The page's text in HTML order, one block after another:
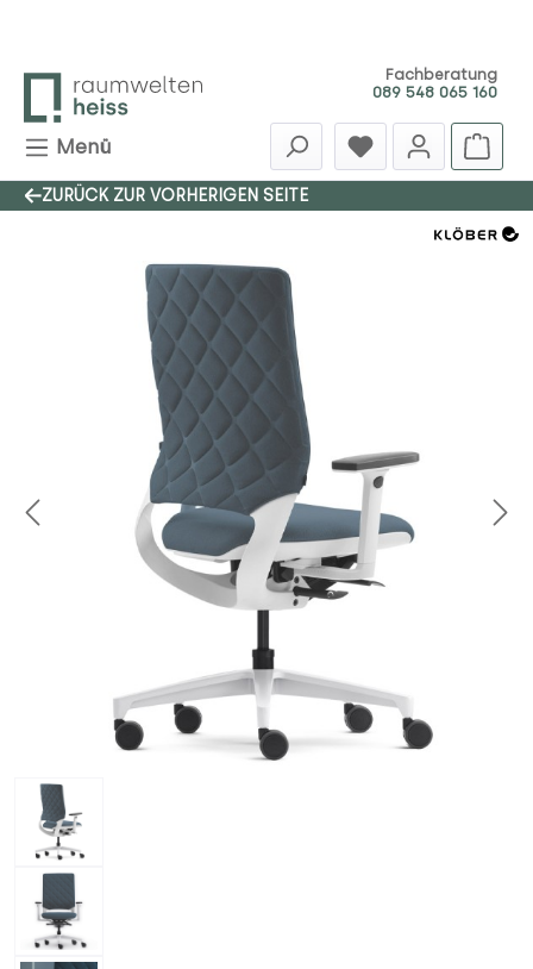
Fachberatung
089 548 065 160
Menü
ZURÜCK ZUR VORHERIGEN SEITE
Bildergalerie überspringen